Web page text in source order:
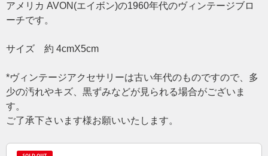
アメリカ AVON(エイボン)の1960年代のヴィンテージブロ
ーチです。
サイズ 約 4cmX5cm
*ヴィンテージアクセサリーは古い年代のものですので、多
少の汚れやキズ、黒ずみなどが見られる場合がございま
す。
ご了承下さいます様お願いいたします。